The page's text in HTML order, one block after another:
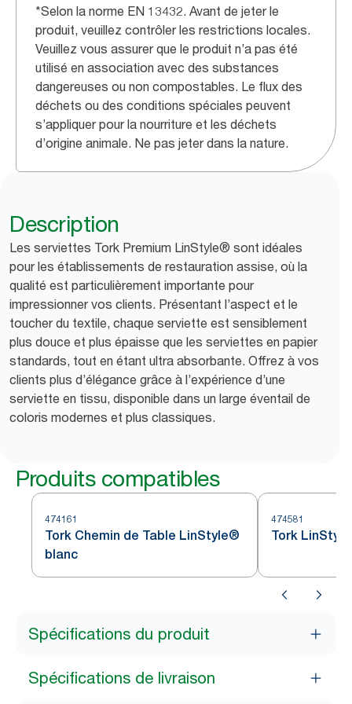
*Selon la norme EN 13432. Avant de jeter le
produit, veuillez contrôler les restrictions locales.
Veuillez vous assurer que le produit n’a pas été
utilisé en association avec des substances
dangereuses ou non compostables. Le flux des
déchets ou des conditions spéciales peuvent
s’appliquer pour la nourriture et les déchets
d’origine animale. Ne pas jeter dans la nature.
Description
Les serviettes Tork Premium LinStyle® sont idéales
pour les établissements de restauration assise, où la
qualité est particulièrement importante pour
impressionner vos clients. Présentant l’aspect et le
toucher du textile, chaque serviette est sensiblement
plus douce et plus épaisse que les serviettes en papier
standards, tout en étant ultra absorbante. Offrez à vos
clients plus d’élégance grâce à l’expérience d’une
serviette en tissu, disponible dans un large éventail de
coloris modernes et plus classiques.
Produits compatibles
474161
Tork Chemin de Table LinStyle®
blanc
474581
Tork
Spécifications du produit
Spécifications de livraison